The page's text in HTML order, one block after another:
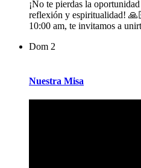
¡No te pierdas la
reflexión y espiritualidad!
10:00 am, te invitamos a
Dom 2
Nuestra Misa